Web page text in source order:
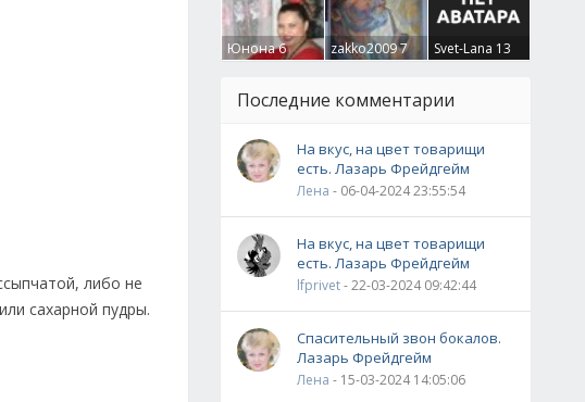
либо не
сахарной пудры.
Юнона6 zakko20097 Svet-Lana 13
Последние комментарии
На вкус, на цвет товарищи
есть. Лазарь Фрейдгейм
Лена - 06-04-2024 23:55:54
На вкус, на цвет товарищи
есть. Лазарь Фрейдгейм
lfprivet- 22-03-2024 09:42:44
Спасительный звон бокалов.
Лазарь Фрейдгейм
Лена - 15-03-2024 14:05:06